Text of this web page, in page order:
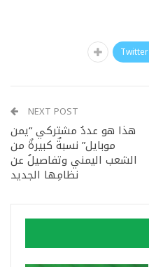
Twitter
NEXT POST
هذا هو عددُ مشتركي “يمن
موبايل” نسبةٌ كبيرةٌ من
الشعب اليمني وتفاصيلُ عن
نظامِها الجديد